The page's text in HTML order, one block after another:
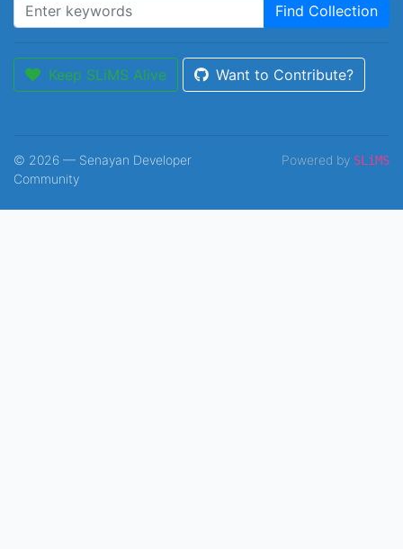
Find Collection
Keep SLiMS Alive Want to Contribute?
© 2026 — Senayan Developer
Community
Powered by SLiMS